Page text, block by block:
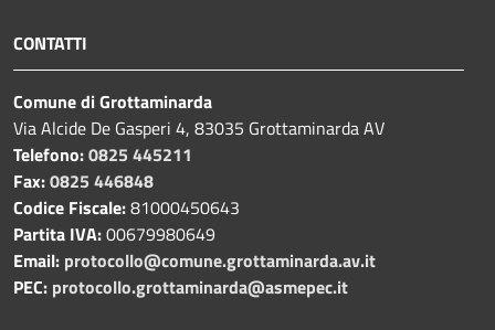
CONTATTI
Comune di Grottaminarda
Via Alcide De Gasperi 4, 83035 Grottaminarda AV
Telefono:0825 445211
Fax:0825 446848
Codice Fiscale:81000450643
Partita IVA:00679980649
Email: protocollo@comune.grottaminarda.av.it
PEC: protocollo.grottaminarda@asmepec.it